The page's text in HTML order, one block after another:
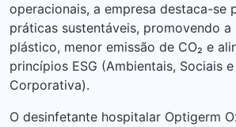
operacionais, a empresa destaca-se
práticas sustentáveis, promovendo a
plástico, menor emissão de CO₂ e
princípios ESG (Ambientais, Sociais
Corporativa).
O desinfetante hospitalar Optigerm